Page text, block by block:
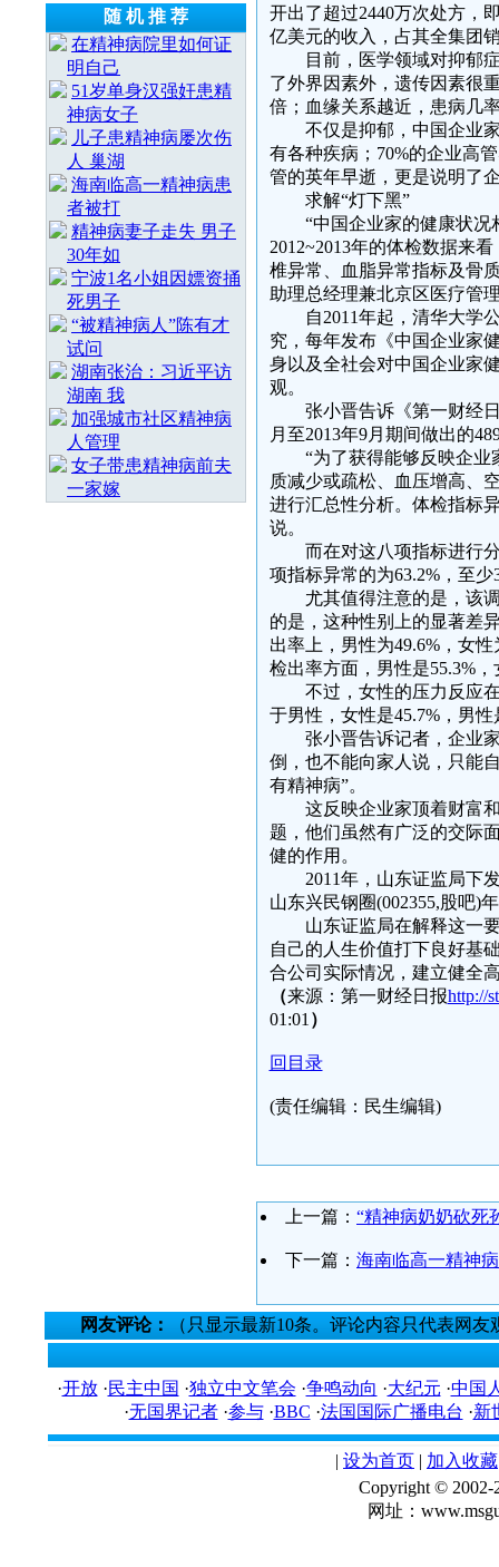
随 机 推 荐
在精神病院里如何证
明自己
51岁单身汉强奸患精
神病女子
儿子患精神病屡次伤
人 巢湖
海南临高一精神病患
者被打
精神病妻子走失 男子
30年如
宁波1名小姐因嫖资捅
死男子
“被精神病人”陈有才
试问
湖南张治：习近平访
湖南 我
加强城市社区精神病
人管理
女子带患精神病前夫
一家嫁
开出了超过2440万次处方，
亿美元的收入，占其全集团
目前，医学领域对抑郁症
了外界因素外，遗传因素很
倍；血缘关系越近，患病几
不仅是抑郁，中国企业家
有各种疾病；70%的企业高
管的英年早逝，更是说明了
求解“灯下黑”
“中国企业家的健康状况相
2012~2013年的体检数据来
椎异常、血脂异常指标及骨
助理总经理兼北京区医疗管
自2011年起，清华大学公
究，每年发布《中国企业家
身以及全社会对中国企业家
观。
张小晋告诉《第一财经日
月至2013年9月期间做出的
“为了获得能够反映企业
质减少或疏松、血压增高、
进行汇总性分析。体检指标
说。
而在对这八项指标进行分
项指标异常的为63.2%，至
尤其值得注意的是，该调
的是，这种性别上的显著差
出率上，男性为49.6%，女
检出率方面，男性是55.3%，
不过，女性的压力反应在
于男性，女性是45.7%，男性
张小晋告诉记者，企业家
倒，也不能向家人说，只能
有精神病”。
这反映企业家顶着财富和
题，他们虽然有广泛的交际
健的作用。
2011年，山东证监局下发
山东兴民钢圈(002355,股吧)
山东证监局在解释这一要
自己的人生价值打下良好基
合公司实际情况，建立健全
（来源：第一财经日报http://
01:01 ）
回目录
(责任编辑：民生编辑)
上一篇： “精神病奶奶砍死
下一篇： 海南临高一精神
网友评论： （只显示最新10条。评论内容只代表网
·开放·民主中国 ·独立中文笔会 ·争鸣动向 ·大纪元 ·中国
·无国界记者·参与·BBC ·法国国际广播电台 ·新
| 设为首页 | 加入收藏
Copyright ©
网址：